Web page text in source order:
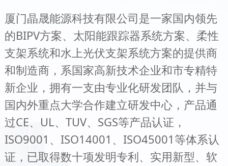
厦门晶晟能源科技有限公司是一家国内领先
的BIPV方案、太阳能跟踪器系统方案、柔性
支架系统和水上光伏支架系统方案的提供商
和制造商，系国家高新技术企业和市专精特
新企业，拥有一支由专业化研发团队，并与
国内外重点大学合作建立研发中心，产品通
过CE、UL、TUV、SGS等产品认证，
ISO9001、ISO14001、ISO45001等体系认
证，已取得数十项发明专利、实用新型、软